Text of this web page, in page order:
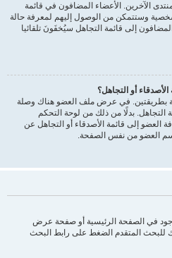
الآخرين. الأعضاء المضافون في قائمة
وستتمكن من الوصول إليهم لمعرفة حالة
إلى قائمة التجاهل سيُخفَونَ تلقائيا
أو التجاهل؟
بطريقتين. في عرض ملف العضو هناك وصلة
التجاهل. بدلًا من ذلك من لوحة التحكم
إلى قائمة الأصدقاء أو التجاهل عن
العضو من نفس الصفحة.
في الصفحة الرئيسية أو صفحة عرض
للبحث المتقدم الضغط على رابط البحث